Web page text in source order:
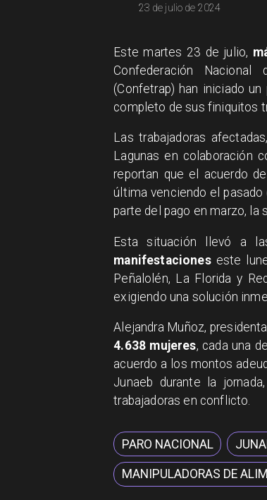
23 de julio de 2024
Este martes 23 de julio,
Confederación
(Confetrap) han iniciado un
completo de sus finiquitos
Las trabajadoras
Lagunas en colaboración
reportan que el acuerdo
última venciendo el
parte del pago en marzo, la
Esta situación llevó a
manifestacioneseste
Peñalolén, La Florida y
exigiendo una solución
Alejandra Muñoz,
4.638 mujeres, cada una
acuerdo a los montos
Junaeb durante la jornada,
trabajadoras en conflicto.​
PARO NACIONAL
MANIPULADORAS DE